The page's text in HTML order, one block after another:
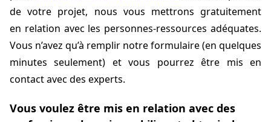
de votre projet, nous vous mettrons gratuitement
en relation avec les personnes-ressources adéquates.
Vous n’avez qu’à remplir notre formulaire (en quelques
minutes seulement) et vous pourrez être mis en
contact avec des experts.
Vous voulez être mis en relation avec des